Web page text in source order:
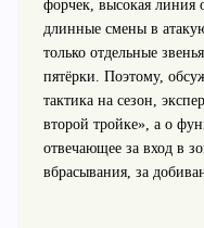
форчек, высокая линия
длинные смены в
только отдельные
пятёрки. Поэтому,
тактика на сезон,
второй тройке», а о
отвечающее за вход в
вбрасывания, за